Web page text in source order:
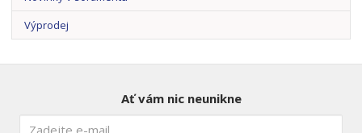
Výprodej
Ať vám nic neunikne